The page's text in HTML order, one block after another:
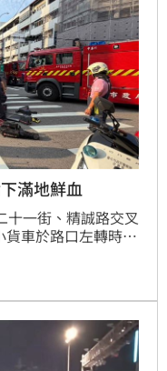
滿地鮮血
十一街、精誠路交叉
車於路口左轉時，
，一度動彈不得，
車抬高，救出受困
肇事經過還要再釐